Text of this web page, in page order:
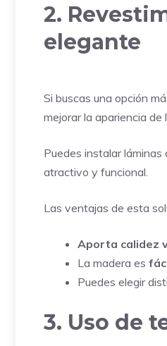
2.
elegante
Si buscas una opción
mejorar la apariencia de
Puedes instalar
atractivo y funcional.
Las ventajas de esta
Aporta calidez
La madera es
Puedes elegir
3. Uso de